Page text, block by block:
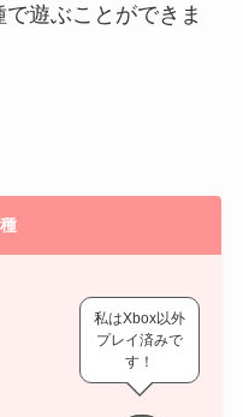
遊ぶことができま
私はXbox以外
プレイ済みで
す！